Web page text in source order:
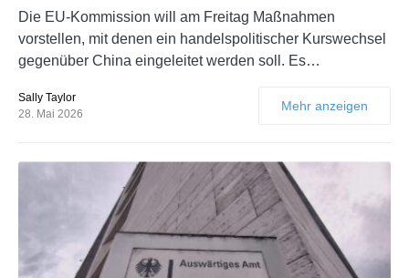
Die EU-Kommission will am Freitag Maßnahmen
vorstellen, mit denen ein handelspolitischer Kurswechsel
gegenüber China eingeleitet werden soll. Es…
Sally Taylor
28. Mai 2026
Mehr anzeigen